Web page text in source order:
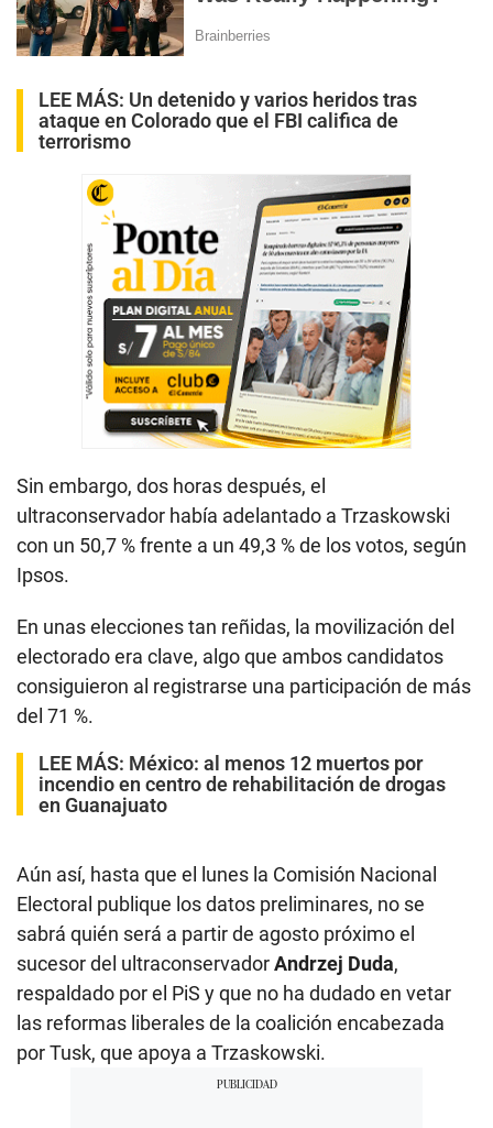
LEE MÁS: Un detenido y varios heridos tras
ataque en Colorado que el FBI califica de
terrorismo
Sin embargo, dos horas después, el
ultraconservador había adelantado a Trzaskowski
con un 50,7 % frente a un 49,3 % de los votos, según
Ipsos.
En unas elecciones tan reñidas, la movilización del
electorado era clave, algo que ambos candidatos
consiguieron al registrarse una participación de más
del 71 %.
LEE MÁS: México: al menos 12 muertos por
incendio en centro de rehabilitación de drogas
en Guanajuato
Aún así, hasta que el lunes la Comisión Nacional
Electoral publique los datos preliminares, no se
sabrá quién será a partir de agosto próximo el
sucesor del ultraconservadorAndrzej Duda,
respaldado por el PiS y que no ha dudado en vetar
las reformas liberales de la coalición encabezada
por Tusk, que apoya a Trzaskowski.